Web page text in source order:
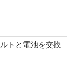
トと電池を交換